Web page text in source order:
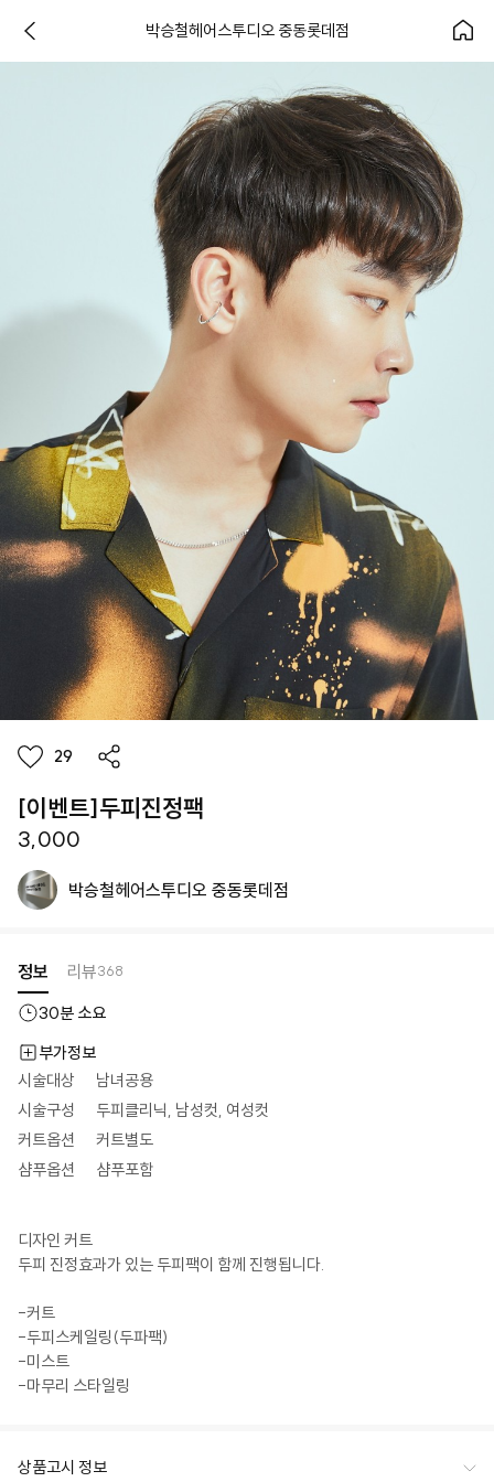
박승철헤어스투디오 중동롯데점
29
[이벤트]두피진정팩
3,000
박승철헤어스투디오 중동롯데점
정보 리뷰368
30분 소요
부가정보
시술대상
남녀공용
시술구성
두피클리닉, 남성컷, 여성컷
커트옵션
커트별도
샴푸옵션
샴푸포함
디자인 커트
두피 진정효과가 있는 두피팩이 함께 진행됩니다.
-커트
-두피스케일링(두파팩)
-미스트
-마무리 스타일링
상품고시 정보